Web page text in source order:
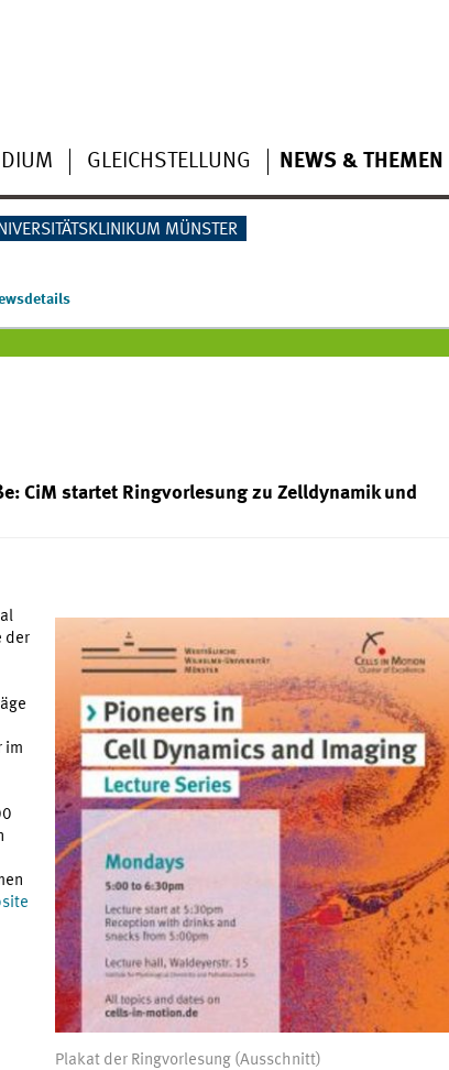
GLEICHSTELLUNG NEWS & THEMEN
MÜNSTER
CiM startet Ringvorlesung zu Zelldynamik und
Plakat der Ringvorlesung (Ausschnitt)
der
im